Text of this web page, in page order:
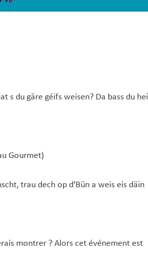
s du gäre géifs weisen? Da bass du hei
Gourmet)
trau dech op d’Bün a weis eis däin
montrer ? Alors cet événement est